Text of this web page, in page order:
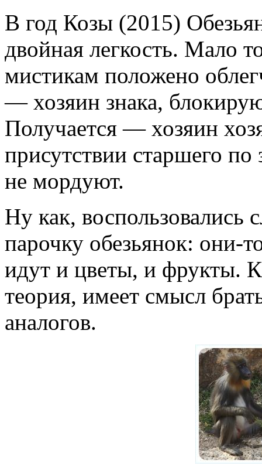
В год Козы (2015)
двойная легкость. Мало
мистикам положено
— хозяин знака,
Получается — хозяин
присутствии старшего
не мордуют.
Ну как, воспользовались
парочку обезьянок: они-
идут и цветы, и фрукты.
теория, имеет смысл
аналогов.